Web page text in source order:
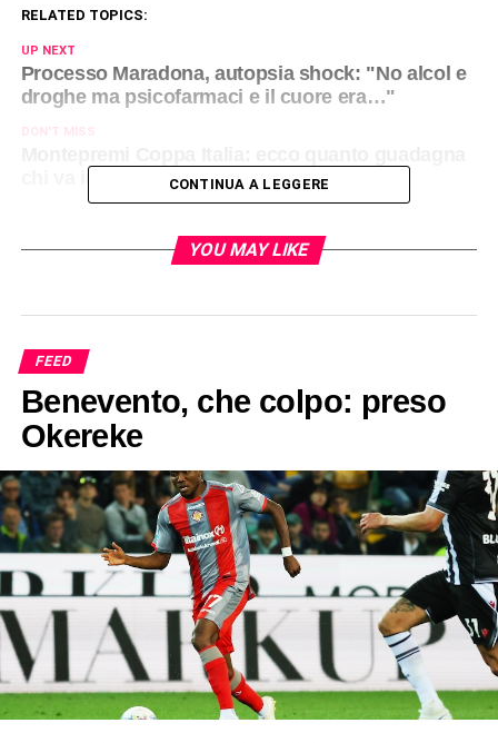
RELATED TOPICS:
UP NEXT
Processo Maradona, autopsia shock: "No alcol e
droghe ma psicofarmaci e il cuore era…"
DON'T MISS
chi va in finale e chi la vince
CONTINUA A LEGGERE
YOU MAY LIKE
FEED
Benevento, che colpo: preso
Okereke